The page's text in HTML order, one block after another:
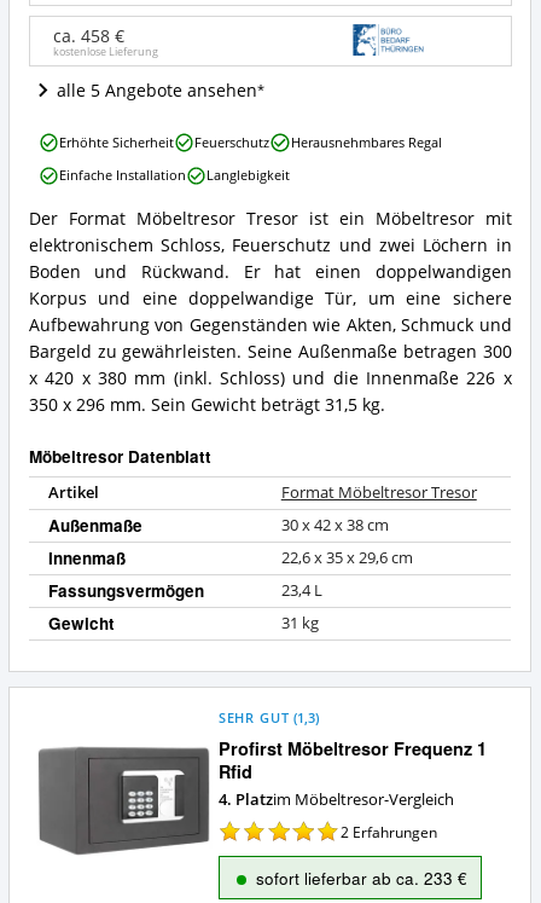
ist
dieser
Möbeltresor
erhältlich?
ca. 458 €
kostenlose Lieferung
alle 5 Angebote ansehen
Format
Möbeltresor
Tresor
Zusammenfassung:
Was
bietet
dieser
Möbeltresor?
Der Format Möbeltresor Tresor ist ein Möbeltresor mit
elektronischem Schloss, Feuerschutz und zwei Löchern in
Boden und Rückwand. Er hat einen doppelwandigen
Korpus und eine doppelwandige Tür, um eine sichere
Aufbewahrung von Gegenständen wie Akten, Schmuck und
Bargeld zu gewährleisten. Seine Außenmaße betragen 300
x 420 x 380 mm (inkl. Schloss) und die Innenmaße 226 x
350 x 296 mm. Sein Gewicht beträgt 31,5 kg.
Möbeltresor Datenblatt
Artikel Format Möbeltresor Tresor
Außenmaße 30 x 42 x 38 cm
Innenmaß 22,6 x 35 x 29,6 cm
Fassungsvermögen 23,4 L
Gewicht 31 kg
Format
Möbeltresor
Tresor
Was
spricht
für
diesen
Möbeltresor?
Erhöhte Sicherheit Feuerschutz
Herausnehmbares Regal
Einfache Installation
Langlebigkeit
Profirst Möbeltresor Frequenz 1
Rfid
SEHR GUT (1,3)
4. Platzim Möbeltresor-Vergleich
2 Erfahrungen
sofort lieferbar ab ca. 233 €